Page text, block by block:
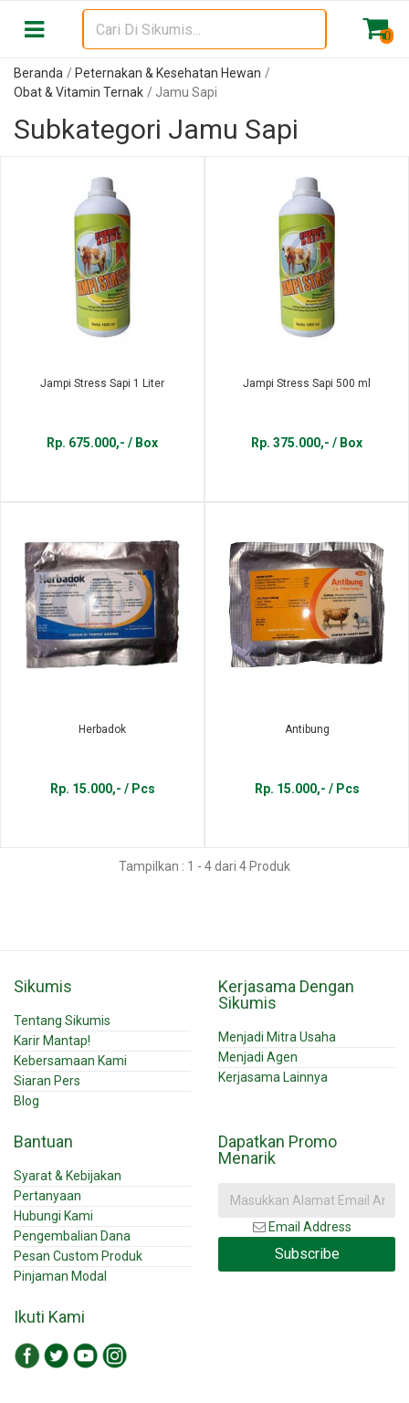
0
Beranda
Peternakan & Kesehatan Hewan
Obat & Vitamin Ternak
Jamu Sapi
Subkategori Jamu Sapi
Jampi Stress Sapi 1 Liter
Rp. 675.000,- / Box
Jampi Stress Sapi 500 ml
Rp. 375.000,- / Box
Herbadok
Rp. 15.000,- / Pcs
Antibung
Rp. 15.000,- / Pcs
Tampilkan : 1 - 4 dari 4 Produk
Sikumis
Tentang Sikumis
Karir Mantap!
Kebersamaan Kami
Siaran Pers
Blog
Kerjasama Dengan
Sikumis
Menjadi Mitra Usaha
Menjadi Agen
Kerjasama Lainnya
Bantuan
Syarat & Kebijakan
Pertanyaan
Hubungi Kami
Pengembalian Dana
Pesan Custom Produk
Pinjaman Modal
Dapatkan Promo
Menarik
Email Address
Subscribe
Ikuti Kami